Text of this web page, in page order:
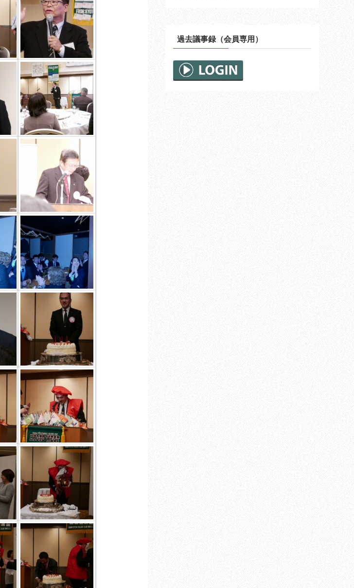
過去議事録（会員専用）